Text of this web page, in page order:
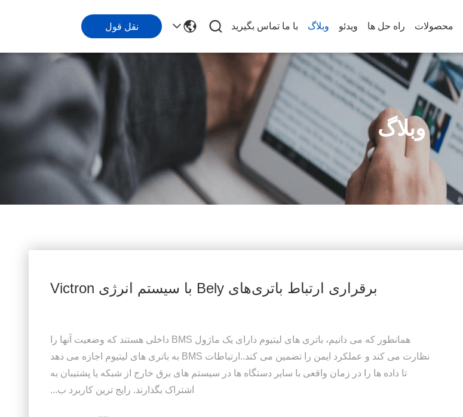
محصولات راه حل ها ویدئو وبلاگ با ما تماس بگیرید نقل قول
وبلاگ
برقراری ارتباط باتری‌های Bely با سیستم انرژی Victron
همانطور که می دانیم، باتری های لیتیوم دارای یک ماژول BMS داخلی هستند که وضعیت آنها را
نظارت می کند و عملکرد ایمن را تضمین می کند..ارتباطات BMS به باتری های لیتیوم اجازه می دهد
تا داده ها را در زمان واقعی با سایر دستگاه ها در سیستم های برق خارج از شبکه یا پشتیبان به
اشتراک بگذارند. رایج ترین کاربرد ب...